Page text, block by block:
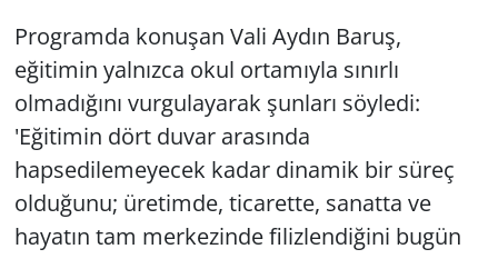
Programda konuşan Vali Aydın Baruş,
eğitimin yalnızca okul ortamıyla sınırlı
olmadığını vurgulayarak şunları söyledi:
'Eğitimin dört duvar arasında
hapsedilemeyecek kadar dinamik bir süreç
olduğunu; üretimde, ticarette, sanatta ve
hayatın tam merkezinde filizlendiğini bugün